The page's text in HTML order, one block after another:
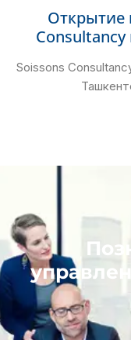
Открытие
Consultancy
Soissons